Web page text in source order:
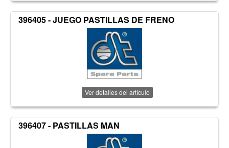
396405 - JUEGO PASTILLAS DE FRENO
Ver detalles del artículo
396407 - PASTILLAS MAN